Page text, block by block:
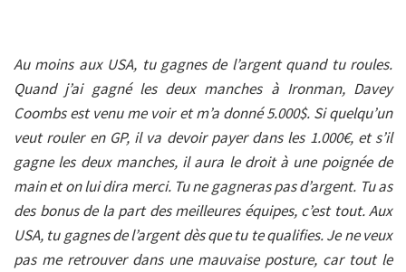
Au moins aux USA, tu gagnes de l’argent quand tu roules.
Quand j’ai gagné les deux manches à Ironman, Davey
Coombs est venu me voir et m’a donné 5.000$. Si quelqu’un
veut rouler en GP, il va devoir payer dans les 1.000€, et s’il
gagne les deux manches, il aura le droit à une poignée de
main et on lui dira merci. Tu ne gagneras pas d’argent. Tu as
des bonus de la part des meilleures équipes, c’est tout. Aux
USA, tu gagnes de l’argent dès que tu te qualifies. Je ne veux
pas me retrouver dans une mauvaise posture, car tout le